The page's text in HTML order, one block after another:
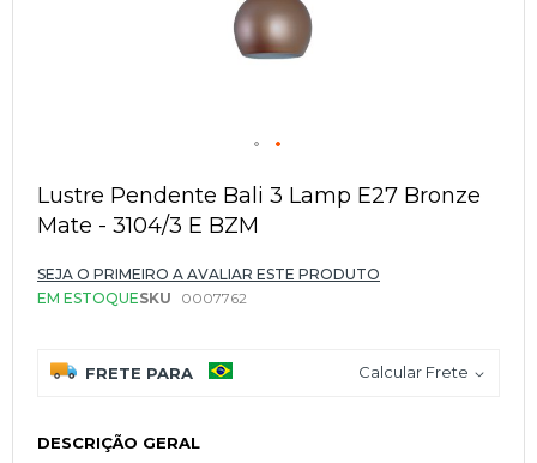
para
o
início
Galeria
de
Lustre Pendente Bali 3 Lamp E27 Bronze
Mate - 3104/3 E BZM
SEJA O PRIMEIRO A AVALIAR ESTE PRODUTO
EM ESTOQUESKU 0007762
FRETE PARA Calcular Frete
DESCRIÇÃO GERAL